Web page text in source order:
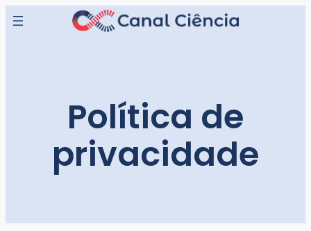
para
Política de
privacidade